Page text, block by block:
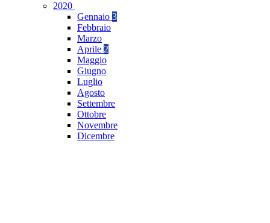
2020
Gennaio 3
Febbraio
Marzo
Aprile 2
Maggio
Giugno
Luglio
Agosto
Settembre
Ottobre
Novembre
Dicembre